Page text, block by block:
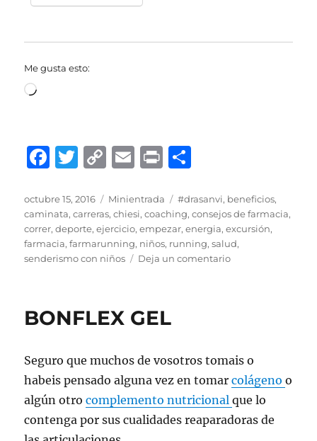
Me gusta esto:
Cargando...
F
c
e
b
o
k
T
it
te
r
C
p
y
Li
n
E
ai
l
P
n
t
m
p
a
rt
Publicado
el
octubre 15, 2016 Formato
Minientrada Categorías
#drasanvi, beneficios,
caminata,carreras,chiesi,coaching,consejos de farmacia,
correr,deporte,ejercicio,empezar,energia,excursión,
farmacia,farmarunning, niños, running,salud,
senderismo con niños
Deja un comentarioen
BONFLEX GEL
Seguro que muchos de vosotros tomais o
habeis pensado alguna vez en tomarcolágenoo
algún otrocomplemento nutricionalque lo
contenga por sus cualidades reaparadoras de